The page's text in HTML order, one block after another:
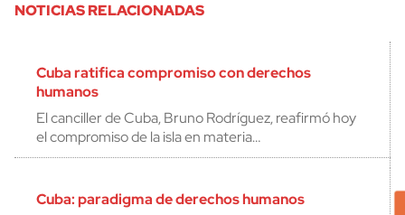
NOTICIAS RELACIONADAS
Cuba ratifica compromiso con derechos
humanos
El canciller de Cuba, Bruno Rodríguez, reafirmó hoy
el compromiso de la isla en materia…
Cuba: paradigma de derechos humanos